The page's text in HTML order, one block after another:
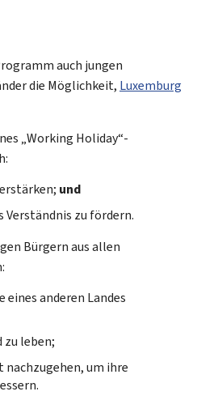
auch jungen
die Möglichkeit, Luxemburg
„Working Holiday“-
und
Verständnis zu fördern.
Bürgern aus allen
eines anderen Landes
zu leben;
um ihre